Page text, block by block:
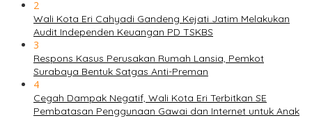
2
Wali Kota Eri Cahyadi Gandeng Kejati Jatim Melakukan
Audit Independen Keuangan PD TSKBS
3
Respons Kasus Perusakan Rumah Lansia, Pemkot
Surabaya Bentuk Satgas Anti-Preman
4
Cegah Dampak Negatif, Wali Kota Eri Terbitkan SE
Pembatasan Penggunaan Gawai dan Internet untuk Anak